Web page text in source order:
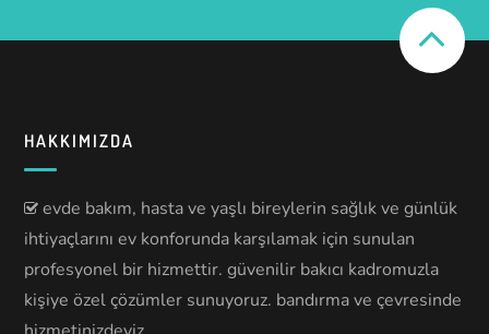
HAKKIMIZDA
evde bakım, hasta ve yaşlı bireylerin sağlık ve günlük
ihtiyaçlarını ev konforunda karşılamak için sunulan
profesyonel bir hizmettir. güvenilir bakıcı kadromuzla
kişiye özel çözümler sunuyoruz. bandırma ve çevresinde